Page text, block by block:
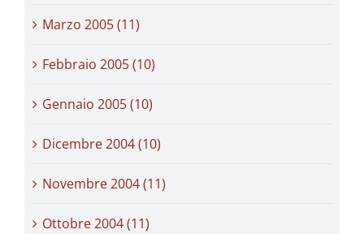
Marzo 2005 (11)
Febbraio 2005 (10)
Gennaio 2005 (10)
Dicembre 2004 (10)
Novembre 2004 (11)
Ottobre 2004 (11)